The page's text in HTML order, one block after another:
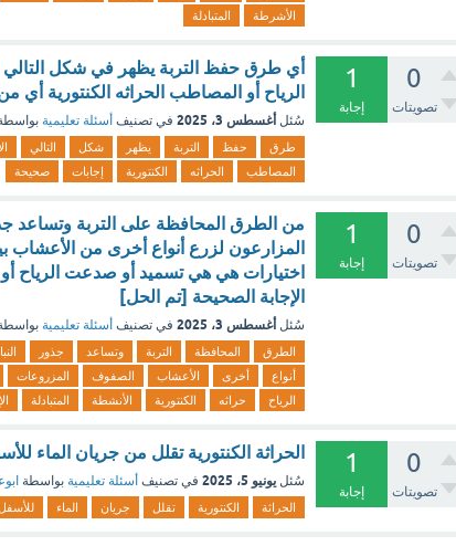
الأشرطة
المتبادلة
0
تصويتات
1
إجابة
‏أي طرق حفظ التربة يظهر في شكل التالي
الرياح ‏أو المصاطب ‏الحراثه الكنتورية
سُئل أغسطس 3، 2025 في تصنيف أسئلة تعليمية
طرق حفظ التربة يظهر شكل التالي
المصاطب
الحراثه الكنتورية إجابات صحيحة
0
تصويتات
1
إجابة
‏من الطرق المحافظة على التربة وتساعد
المزارعون لزرع أنواع أخرى من الأعشاب
اختيارات هي هي تسميد أو ‏صدعت الرياح أو
الإجابة الصحيحة [تم الحل]
سُئل أغسطس 3، 2025 في تصنيف أسئلة تعليمية
الطرق المحافظة التربة وتساعد جذور
أنواع
أخرى الأعشاب الصفوف المزروعات
الرياح
حراثه الكنتورية الأنشطة المتبادلة
0
تصويتات
1
إجابة
الحراثة الكنتورية تقلل من جريان الماء
سُئل يونيو 5، 2025 في تصنيف أسئلة تعليمية بواسطة
الحراثة الكنتورية تقلل جريان الماء للأسفل